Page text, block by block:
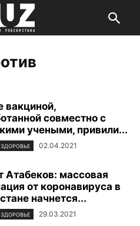
вакциной,
совместно с
учеными, привили...
02.04.2021
Атабеков: массовая
от коронавируса в
начнется...
29.03.2021